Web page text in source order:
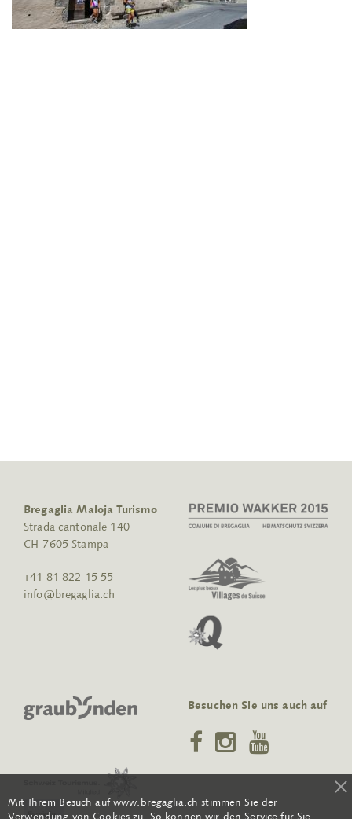
Bregaglia Maloja Turismo
Strada cantonale 140
CH-7605 Stampa
+41 81 822 15 55
info@bregaglia.ch
Besuchen Sie uns auch auf
Mit Ihrem Besuch auf www.bregaglia.ch stimmen Sie der
Verwendung von Cookies zu. So können wir den Service für Sie